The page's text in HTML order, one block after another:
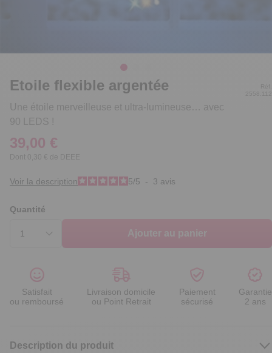
Etoile flexible argentée
Une étoile merveilleuse et ultra-lumineuse… avec
90 LEDS !
Réf.
39,00 €
Dont 0,30 € de DEEE
Voir la description 5/5 - 3 avis
Quantité
Ajouter au panier
Satisfait
ou remboursé
Livraison domicile
ou Point Retrait
Paiement
sécurisé
Garantie
2 ans
Description du produit